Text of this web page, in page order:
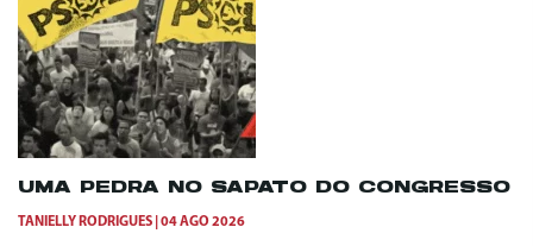
UMA PEDRA NO SAPATO DO CONGRESSO
TANIELLY RODRIGUES 04 AGO 2026